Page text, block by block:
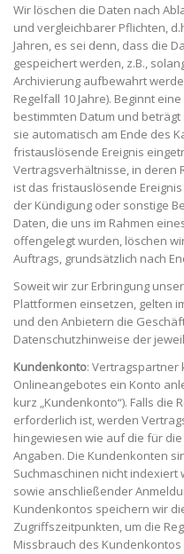
Wir löschen die Daten nach
und vergleichbarer Pflichten,
Jahren, es sei denn, dass die
gespeichert werden, z.B.,
Archivierung aufbewahrt
Regelfall 10 Jahre). Beginnt
bestimmten Datum und
sie automatisch am Ende des
fristauslösende Ereignis
Vertragsverhältnisse, in deren
ist das fristauslösende
der Kündigung oder sonstige
Daten, die uns im Rahmen
offengelegt wurden, löschen
Auftrags, grundsätzlich nach
Soweit wir zur Erbringung
Plattformen einsetzen, gelten
und den Anbietern die
Datenschutzhinweise der
Kundenkonto:
Onlineangebotes ein Konto
kurz „Kundenkonto“). Falls die
erforderlich ist, werden
hingewiesen wie auf die für
Angaben. Die Kundenkonten
Suchmaschinen nicht indexiert
sowie anschließender
Kundenkontos speichern wir
Zugriffszeitpunkten, um die
Missbrauch des